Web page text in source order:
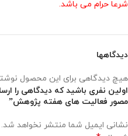
شرعا حرام می باشد.
دیدگاهها
هیچ دیدگاهی برای این محصول
اولین نفری باشید که دیدگاهی را
مصور فعالیت های هفته پژوهش”
نشانی ایمیل شما منتشر نخواهد شد.